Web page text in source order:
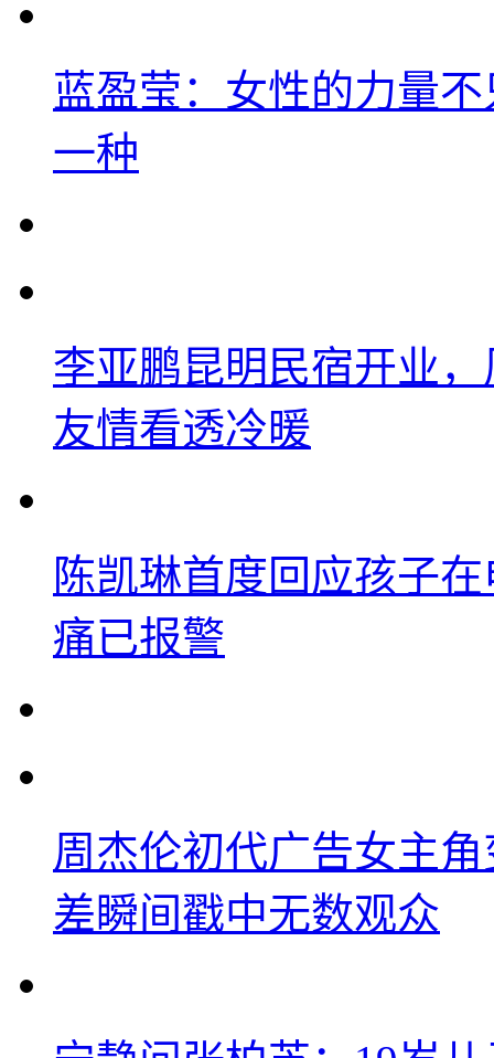
蓝盈莹：女性的力量
一种
李亚鹏昆明民宿开业
友情看透冷暖
陈凯琳首度回应孩子
痛已报警
周杰伦初代广告女主
差瞬间戳中无数观众